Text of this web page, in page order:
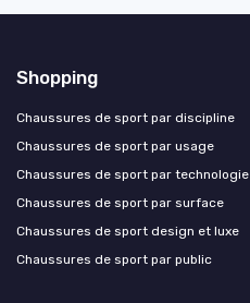
Shopping
Chaussures de sport par discipline
Chaussures de sport par usage
Chaussures de sport par technologie
Chaussures de sport par surface
Chaussures de sport design et luxe
Chaussures de sport par public